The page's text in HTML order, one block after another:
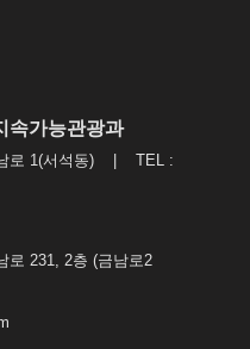
속가능관광과
남로 1(서석동) | TEL :
로 231, 2층 (금남로2